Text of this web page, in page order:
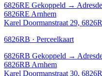
6826RE Gekoppeld →
6826RE Arnhem
Karel Doormanstraat 29,
6826RB · Perceelkaart
6826RB Gekoppeld →
6826RB Arnhem
Karel Doormanstraat 30,